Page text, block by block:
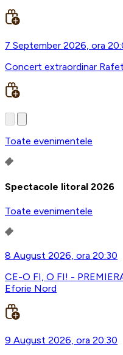
7 September 2026, ora
Concert extraordinar
Toate evenimentele
Spectacole litoral 2026
Toate evenimentele
8 August 2026, ora 20:30
CE-O FI, O FI! -
Eforie Nord
9 August 2026, ora 20:30